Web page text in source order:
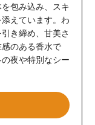
包み込み、スキ
えています。わ
き締め、甘美さ
のある香水で
夜や特別なシー